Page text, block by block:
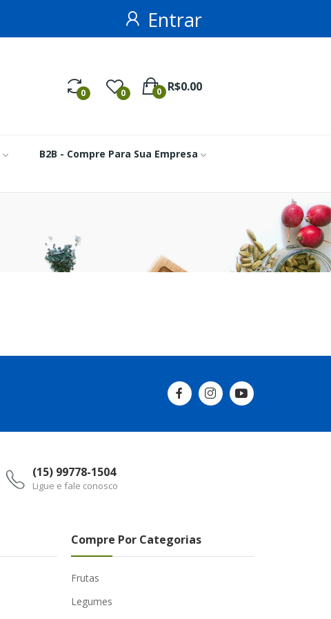
Entrar
0 0 R$0.00
0
B2B - Compre Para Sua Empresa
(15) 99778-1504
Ligue e fale conosco
Compre Por Categorias
Frutas
Legumes